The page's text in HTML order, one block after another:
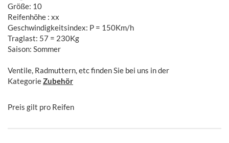
​Größe: 10
Reifenhöhe : xx
Geschwindigkeitsindex: P = 150Km/h
Traglast: 57 = 230Kg
Saison: Sommer
Ventile, Radmuttern, etc finden Sie bei uns in der
KategorieZubehör
Preis gilt pro Reifen